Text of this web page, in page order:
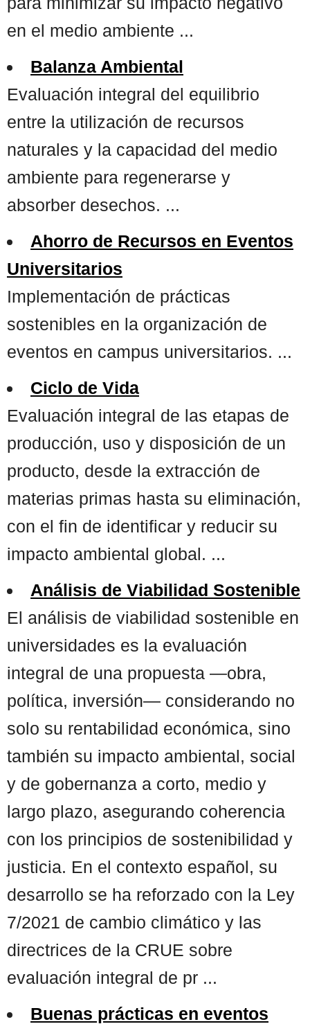
en el medio ambiente ...
Balanza Ambiental
Evaluación integral del equilibrio
entre la utilización de recursos
naturales y la capacidad del medio
ambiente para regenerarse y
absorber desechos. ...
Ahorro de Recursos en Eventos
Universitarios
Implementación de prácticas
sostenibles en la organización de
eventos en campus universitarios. ...
Ciclo de Vida
Evaluación integral de las etapas de
producción, uso y disposición de un
producto, desde la extracción de
materias primas hasta su eliminación,
con el fin de identificar y reducir su
impacto ambiental global. ...
Análisis de Viabilidad Sostenible
El análisis de viabilidad sostenible en
universidades es la evaluación
integral de una propuesta —obra,
política, inversión— considerando no
solo su rentabilidad económica, sino
también su impacto ambiental, social
y de gobernanza a corto, medio y
largo plazo, asegurando coherencia
con los principios de sostenibilidad y
justicia. En el contexto español, su
desarrollo se ha reforzado con la Ley
7/2021 de cambio climático y las
directrices de la CRUE sobre
evaluación integral de pr ...
Buenas prácticas en eventos